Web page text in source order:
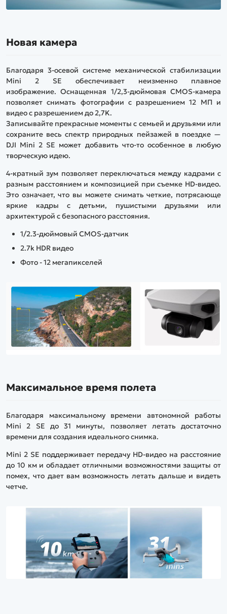
Новая камера
Благодаря 3-осевой системе механической стабилизации
Mini 2 SE обеспечивает неизменно плавное
изображение. Оснащенная 1/2,3-дюймовая CMOS-камера
позволяет снимать фотографии с разрешением 12 МП и
видео с разрешением до 2,7K.
Записывайте прекрасные моменты с семьей и друзьями или
сохраните весь спектр природных пейзажей в поездке —
DJI Mini 2 SE может добавить что-то особенное в любую
творческую идею.
4-кратный зум позволяет переключаться между кадрами с
разным расстоянием и композицией при съемке HD-видео.
Это означает, что вы можете снимать четкие, потрясающе
яркие кадры с детьми, пушистыми друзьями или
архитектурой с безопасного расстояния.
1/2.3-дюймовый CMOS-датчик
2.7k HDR видео
Фото - 12 мегапикселей
Максимальное время полета
Благодаря максимальному времени автономной работы
Mini 2 SE до 31 минуты, позволяет летать достаточно
времени для создания идеального снимка.
Mini 2 SE поддерживает передачу HD-видео на расстояние
до 10 км и обладает отличными возможностями защиты от
помех, что дает вам возможность летать дальше и видеть
четче.